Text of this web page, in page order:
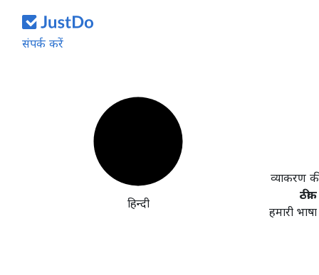
संपर्क करें
हिन्दी
व्याकरण
हमारी